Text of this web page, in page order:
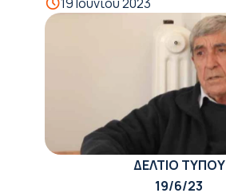
ΔΕΛΤΙΟ ΤΥΠΟΥ
19/6/23